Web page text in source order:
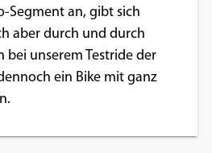
Segment an, gibt sich
aber durch und durch
bei unserem Testride der
ein Bike mit ganz